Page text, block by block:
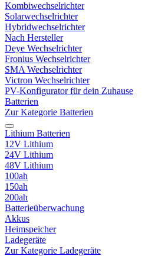
Kombiwechselrichter
Solarwechselrichter
Hybridwechselrichter
Nach Hersteller
Deye Wechselrichter
Fronius Wechselrichter
SMA Wechselrichter
Victron Wechselrichter
PV-Konfigurator für dein Zuhause
Batterien
Zur Kategorie Batterien
Lithium Batterien
12V Lithium
24V Lithium
48V Lithium
100ah
150ah
200ah
Batterieüberwachung
Akkus
Heimspeicher
Ladegeräte
Zur Kategorie Ladegeräte